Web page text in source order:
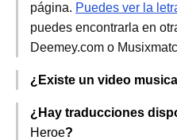
página. Puedes ver la
puedes encontrarla en
Deemey.com o
¿Existe un video
¿Hay traducciones
Heroe?